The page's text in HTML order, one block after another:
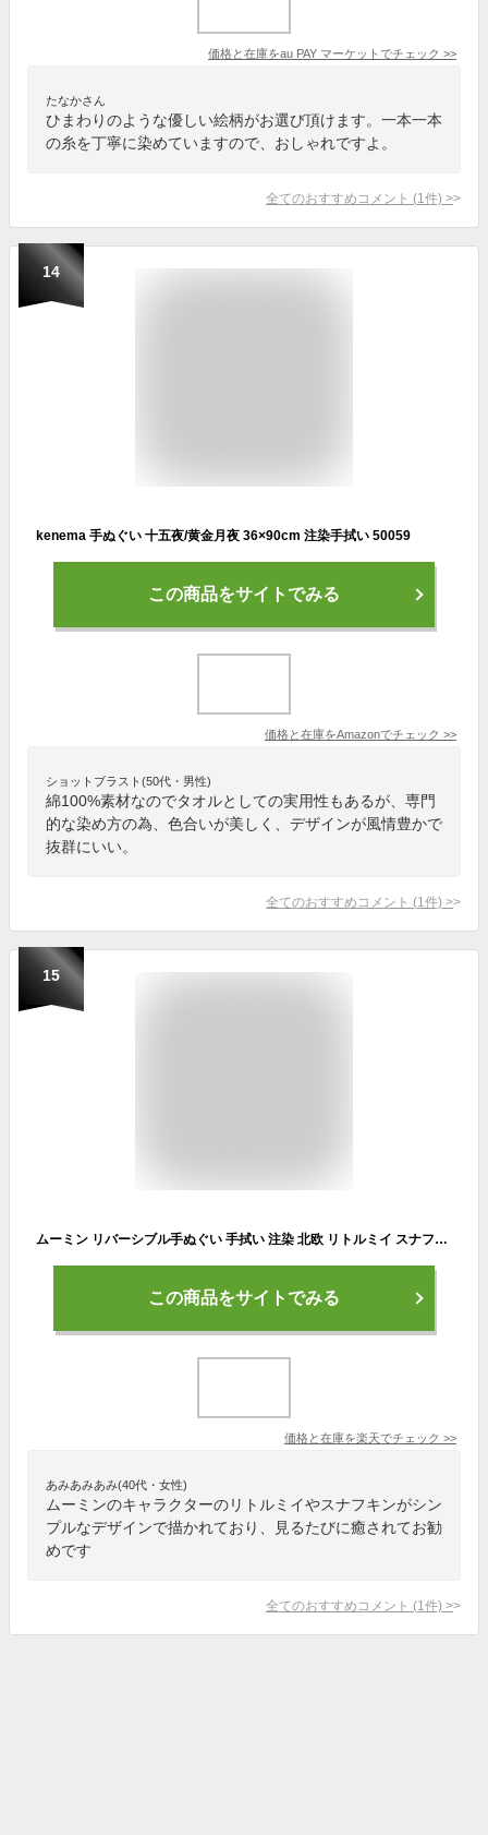
価格と在庫をau PAY マーケット でチェック >>
たなかさん
ひまわりのような優しい絵柄がお選び頂けます。一本一本
の糸を丁寧に染めていますので、おしゃれですよ。
全てのおすすめコメント (1 件) >
14
kenema 手ぬぐい 十五夜/黄金月夜 36×90cm 注染手拭い 50059
この商品をサイトでみる
価格と在庫をAmazonでチェック >>
ショットブラスト(50代・男性)
綿100%素材なのでタオルとしての実用性もあるが、専門
的な染め方の為、色合いが美しく、デザインが風情豊かで
抜群にいい。
全てのおすすめコメント (1 件) >
15
ムーミン リバーシブル手ぬぐい 手拭い 注染 北欧 リトルミイ スナフキン 日本製 贈り物 お祝い お返し ギフト プレゼント 雑貨 おしゃれ かわいい
この商品をサイトでみる
価格と在庫を楽天でチェック >>
あみあみあみ(40代・女性)
ムーミンのキャラクターのリトルミイやスナフキンがシン
プルなデザインで描かれており、見るたびに癒されてお勧
めです
全てのおすすめコメント (1 件) >